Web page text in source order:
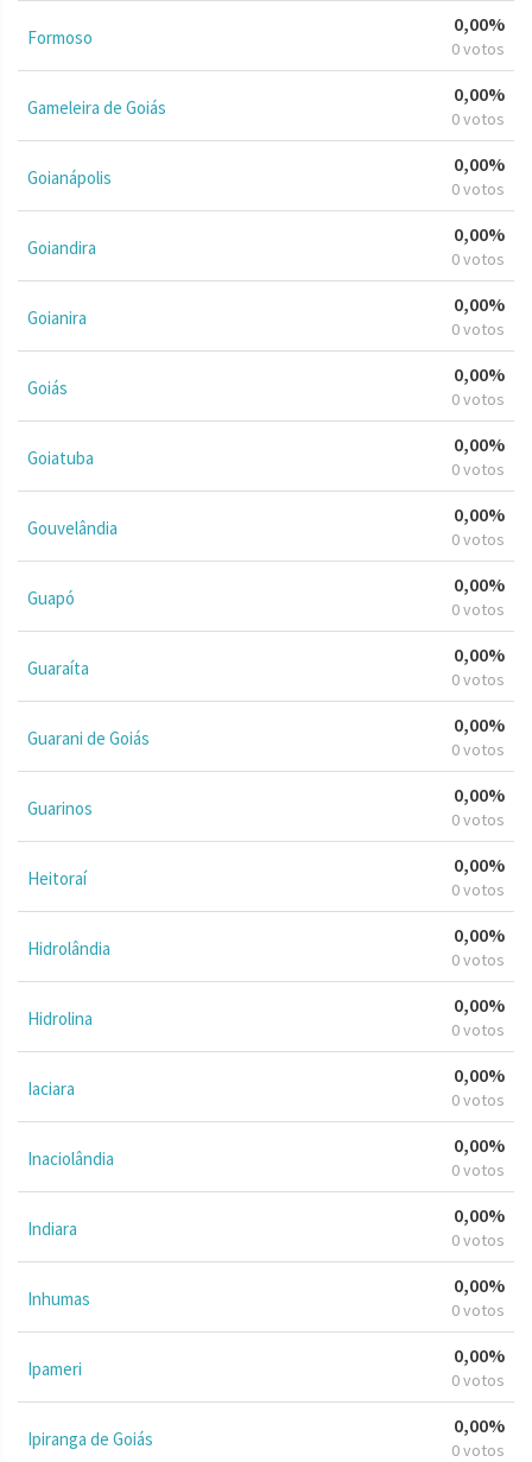
Formoso
0,00%
0 votos
Gameleira de Goiás
0,00%
0 votos
Goianápolis
0,00%
0 votos
Goiandira
0,00%
0 votos
Goianira
0,00%
0 votos
Goiás
0,00%
0 votos
Goiatuba
0,00%
0 votos
Gouvelândia
0,00%
0 votos
Guapó
0,00%
0 votos
Guaraíta
0,00%
0 votos
Guarani de Goiás
0,00%
0 votos
Guarinos
0,00%
0 votos
Heitoraí
0,00%
0 votos
Hidrolândia
0,00%
0 votos
Hidrolina
0,00%
0 votos
Iaciara
0,00%
0 votos
Inaciolândia
0,00%
0 votos
Indiara
0,00%
0 votos
Inhumas
0,00%
0 votos
Ipameri
0,00%
0 votos
Ipiranga de Goiás
0,00%
0 votos